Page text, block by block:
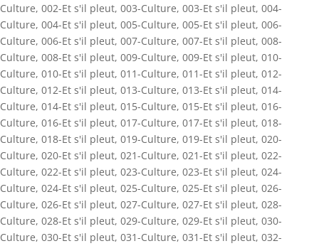
Culture, 002-Et s'il pleut, 003-Culture, 003-Et s'il pleut, 004-
Culture, 004-Et s'il pleut, 005-Culture, 005-Et s'il pleut, 006-
Culture, 006-Et s'il pleut, 007-Culture, 007-Et s'il pleut, 008-
Culture, 008-Et s'il pleut, 009-Culture, 009-Et s'il pleut, 010-
Culture, 010-Et s'il pleut, 011-Culture, 011-Et s'il pleut, 012-
Culture, 012-Et s'il pleut, 013-Culture, 013-Et s'il pleut, 014-
Culture, 014-Et s'il pleut, 015-Culture, 015-Et s'il pleut, 016-
Culture, 016-Et s'il pleut, 017-Culture, 017-Et s'il pleut, 018-
Culture, 018-Et s'il pleut, 019-Culture, 019-Et s'il pleut, 020-
Culture, 020-Et s'il pleut, 021-Culture, 021-Et s'il pleut, 022-
Culture, 022-Et s'il pleut, 023-Culture, 023-Et s'il pleut, 024-
Culture, 024-Et s'il pleut, 025-Culture, 025-Et s'il pleut, 026-
Culture, 026-Et s'il pleut, 027-Culture, 027-Et s'il pleut, 028-
Culture, 028-Et s'il pleut, 029-Culture, 029-Et s'il pleut, 030-
Culture, 030-Et s'il pleut, 031-Culture, 031-Et s'il pleut, 032-